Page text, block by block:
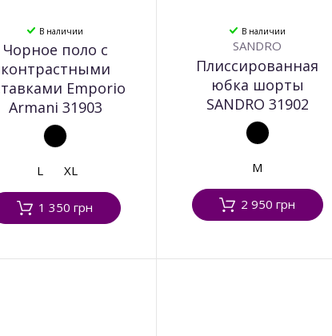
В наличии
Чорное поло с
контрастными
Emporio
Armani 31903
L XL
1 350 грн
В наличии
SANDRO
Плиссированная
юбка шорты
SANDRO 31902
M
2 950 грн